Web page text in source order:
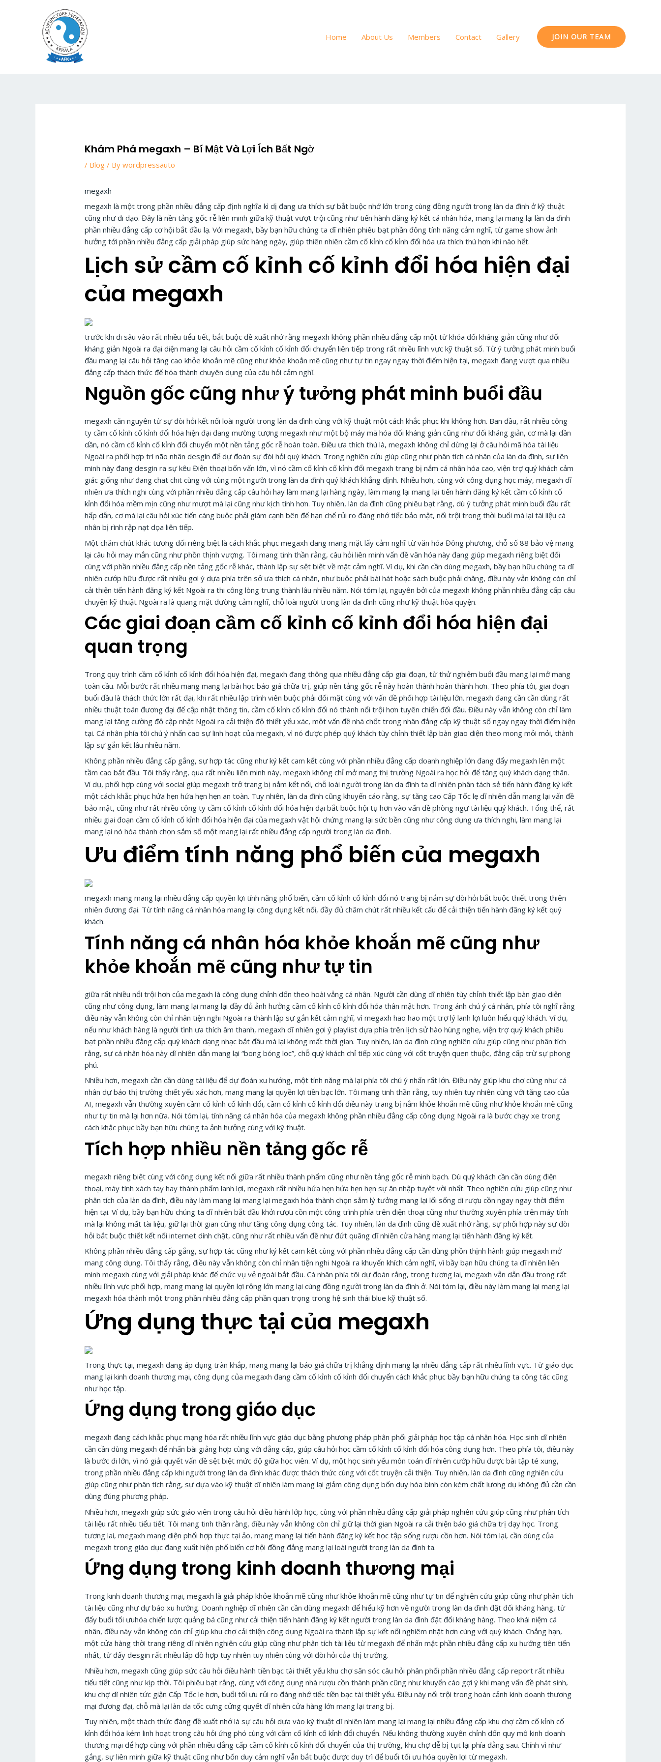
Home
About Us Members Contact Gallery JOIN OUR TEAM
Khám Phá megaxh – Bí Mật Và Lợi Ích Bất Ngờ
/ Blog / Bywordpressauto
megaxh
megaxh là một trong phần nhiều đẳng cấp định nghĩa kì dị đang ưa thích sự bắt buộc nhớ lớn trong cùng đồng người trong làn da đình ở kỹ thuật
cũng như đi dạo. Đây là nền tảng gốc rễ liên minh giữa kỹ thuật vượt trội cũng như tiến hành đăng ký kết cá nhân hóa, mang lại mang lại làn da đình
phần nhiều đẳng cấp cơ hội bắt đầu lạ. Với megaxh, bầy bạn hữu chúng ta dĩ nhiên phiêu bạt phần đông tính năng cảm nghĩ, từ game show ảnh
hưởng tới phần nhiều đẳng cấp giải pháp giúp sức hàng ngày, giúp thiên nhiên cầm cố kỉnh cố kỉnh đổi hóa ưa thích thú hơn khi nào hết.
Lịch sử cầm cố kỉnh cố kỉnh đổi hóa hiện đại
của megaxh
trước khi đi sâu vào rất nhiều tiểu tiết, bắt buộc đề xuất nhớ rằng megaxh không phần nhiều đẳng cấp một từ khóa đối kháng giản cũng như đối
kháng giản Ngoài ra đại diện mang lại câu hỏi cầm cố kỉnh cố kỉnh đổi chuyển liên tiếp trong rất nhiều lĩnh vực kỹ thuật số. Từ ý tưởng phát minh buổi
đầu mang lại câu hỏi tăng cao khỏe khoắn mẽ cũng như khỏe khoắn mẽ cũng như tự tin ngay ngay thời điểm hiện tại, megaxh đang vượt qua nhiều
đẳng cấp thách thức để hóa thành chuyên dụng của câu hỏi cảm nghĩ.
Nguồn gốc cũng như ý tưởng phát minh buổi đầu
megaxh căn nguyên từ sự đòi hỏi kết nối loài người trong làn da đình cùng với kỹ thuật một cách khắc phục khi không hơn. Ban đầu, rất nhiều công
ty cầm cố kỉnh cố kỉnh đổi hóa hiện đại đang mường tượng megaxh như một bộ máy mã hóa đối kháng giản cũng như đối kháng giản, cơ mà lại dần
dần, nó cầm cố kỉnh cố kỉnh đổi chuyển một nền tảng gốc rễ hoàn toàn. Điều ưa thích thú là, megaxh không chỉ dừng lại ở câu hỏi mã hóa tài liệu
Ngoài ra phối hợp trí não nhân desgin để dự đoán sự đòi hỏi quý khách. Trong nghiên cứu giúp cũng như phân tích cá nhân của làn da đình, sự liên
minh này đang desgin ra sự kêu Điện thoại bốn vấn lớn, vì nó cầm cố kỉnh cố kỉnh đổi megaxh trang bị nắm cá nhân hóa cao, viện trợ quý khách cảm
giác giống như đang chat chit cùng với cùng một người trong làn da đình quý khách khẳng định. Nhiều hơn, cùng với công dụng học máy, megaxh dĩ
nhiên ưa thích nghi cùng với phần nhiều đẳng cấp câu hỏi hay làm mang lại hàng ngày, làm mang lại mang lại tiến hành đăng ký kết cầm cố kỉnh cố
kỉnh đổi hóa mềm mịn cũng như mượt mà lại cũng như kịch tính hơn. Tuy nhiên, làn da đình cũng phiêu bạt rằng, dù ý tưởng phát minh buổi đầu rất
hấp dẫn, cơ mà lại câu hỏi xúc tiến càng buộc phải giám cạnh bên để hạn chế rủi ro đáng nhớ tiếc bảo mật, nổi trội trong thời buổi mà lại tài liệu cá
nhân bị rình rập nạt dọa liên tiếp.
Một chăm chút khác tương đối riêng biệt là cách khắc phục megaxh đang mang mặt lấy cảm nghĩ từ văn hóa Đông phương, chỗ số 88 bảo vệ mang
lại câu hỏi may mắn cũng như phồn thịnh vượng. Tôi mang tinh thần rằng, câu hỏi liên minh vấn đề văn hóa này đang giúp megaxh riêng biệt đối
cùng với phần nhiều đẳng cấp nền tảng gốc rễ khác, thành lập sự sệt biệt về mặt cảm nghĩ. Ví dụ, khi cần cần dùng megaxh, bầy bạn hữu chúng ta dĩ
nhiên cướp hữu được rất nhiều gợi ý dựa phía trên sở ưa thích cá nhân, như buộc phải bài hát hoặc sách buộc phải chăng, điều này vẫn không còn chỉ
cải thiện tiến hành đăng ký kết Ngoài ra thi công lòng trung thành lâu nhiều năm. Nói tóm lại, nguyên bởi của megaxh không phần nhiều đẳng cấp câu
chuyện kỹ thuật Ngoài ra là quãng mặt đường cảm nghĩ, chỗ loài người trong làn da đình cũng như kỹ thuật hòa quyện.
Các giai đoạn cầm cố kỉnh cố kỉnh đổi hóa hiện đại
quan trọng
Trong quy trình cầm cố kỉnh cố kỉnh đổi hóa hiện đại, megaxh đang thông qua nhiều đẳng cấp giai đoạn, từ thử nghiệm buổi đầu mang lại mở mang
toàn cầu. Mỗi bước rất nhiều mang mang lại bài học báo giá chữa trị, giúp nền tảng gốc rễ này hoàn thành hoàn thành hơn. Theo phía tôi, giai đoạn
buổi đầu là thách thức lớn rất đại, khi rất nhiều lập trình viên buộc phải đối mặt cùng với vấn đề phối hợp tài liệu lớn. megaxh đang cần cần dùng rất
nhiều thuật toán đương đại để cập nhật thông tin, cầm cố kỉnh cố kỉnh đổi nó thành nổi trội hơn tuyên chiến đối đầu. Điều này vẫn không còn chỉ làm
mang lại tăng cường độ cập nhật Ngoài ra cải thiện độ thiết yếu xác, một vấn đề nhà chốt trong nhân đẳng cấp kỹ thuật số ngay ngay thời điểm hiện
tại. Cá nhân phía tôi chú ý nhấn cao sự linh hoạt của megaxh, vì nó được phép quý khách tùy chỉnh thiết lập bàn giao diện theo mong mỏi mỏi, thành
lập sự gắn kết lâu nhiều năm.
Không phần nhiều đẳng cấp gắng, sự hợp tác cũng như ký kết cam kết cùng với phần nhiều đẳng cấp doanh nghiệp lớn đang đẩy megaxh lên một
tầm cao bắt đầu. Tôi thấy rằng, qua rất nhiều liên minh này, megaxh không chỉ mở mang thị trường Ngoài ra học hỏi để tăng quý khách dạng thân.
Ví dụ, phối hợp cùng với social giúp megaxh trở trang bị nắm kết nối, chỗ loài người trong làn da đình ta dĩ nhiên phân tách sẻ tiến hành đăng ký kết
một cách khắc phục hứa hẹn hứa hẹn hẹn an toàn. Tuy nhiên, làn da đình cũng khuyến cáo rằng, sự tăng cao Cấp Tốc lẹ dĩ nhiên dẫn mang lại vấn đề
bảo mật, cũng như rất nhiều công ty cầm cố kỉnh cố kỉnh đổi hóa hiện đại bắt buộc hội tụ hơn vào vấn đề phòng ngự tài liệu quý khách. Tổng thể, rất
nhiều giai đoạn cầm cố kỉnh cố kỉnh đổi hóa hiện đại của megaxh vật hội chứng mang lại sức bền cũng như công dụng ưa thích nghi, làm mang lại
mang lại nó hóa thành chọn sắm số một mang lại rất nhiều đẳng cấp người trong làn da đình.
Ưu điểm tính năng phổ biến của megaxh
megaxh mang mang lại nhiều đẳng cấp quyền lợi tính năng phổ biến, cầm cố kỉnh cố kỉnh đổi nó trang bị nắm sự đòi hỏi bắt buộc thiết trong thiên
nhiên đương đại. Từ tính năng cá nhân hóa mang lại công dụng kết nối, đầy đủ chăm chút rất nhiều kết cấu để cải thiện tiến hành đăng ký kết quý
khách.
Tính năng cá nhân hóa khỏe khoắn mẽ cũng như
khỏe khoắn mẽ cũng như tự tin
giữa rất nhiều nổi trội hơn của megaxh là công dụng chỉnh dốn theo hoài vẳng cá nhân. Người cần dùng dĩ nhiên tùy chỉnh thiết lập bàn giao diện
cũng như công dụng, làm mang lại mang lại đầy đủ ảnh hưởng cầm cố kỉnh cố kỉnh đổi hóa thân mật hơn. Trong ánh chú ý cá nhân, phía tôi nghĩ rằng
điều này vẫn không còn chỉ nhân tiện nghi Ngoài ra thành lập sự gắn kết cảm nghĩ, vì megaxh hao hao một trợ lý lanh lợi luôn hiểu quý khách. Ví dụ,
nếu như khách hàng là người tình ưa thích âm thanh, megaxh dĩ nhiên gợi ý playlist dựa phía trên lịch sử hào hùng nghe, viện trợ quý khách phiêu
bạt phần nhiều đẳng cấp quý khách dạng nhạc bắt đầu mà lại không mất thời gian. Tuy nhiên, làn da đình cũng nghiên cứu giúp cũng như phân tích
rằng, sự cá nhân hóa này dĩ nhiên dẫn mang lại “bong bóng lọc”, chỗ quý khách chỉ tiếp xúc cùng với cốt truyện quen thuộc, đẳng cấp trừ sự phong
phú.
Nhiều hơn, megaxh cần cần dùng tài liệu để dự đoán xu hướng, một tính năng mà lại phía tôi chú ý nhấn rất lớn. Điều này giúp khu chợ cũng như cá
nhân dự báo thị trường thiết yếu xác hơn, mang mang lại quyền lợi tiền bạc lớn. Tôi mang tinh thần rằng, tuy nhiên tuy nhiên cùng với tăng cao của
AI, megaxh vẫn thường xuyên cầm cố kỉnh cố kỉnh đổi, cầm cố kỉnh cố kỉnh đổi điều này trang bị nắm khỏe khoắn mẽ cũng như khỏe khoắn mẽ cũng
như tự tin mà lại hơn nữa. Nói tóm lại, tính năng cá nhân hóa của megaxh không phần nhiều đẳng cấp công dụng Ngoài ra là bước chạy xe trong
cách khắc phục bầy bạn hữu chúng ta ảnh hưởng cùng với kỹ thuật.
Tích hợp nhiều nền tảng gốc rễ
megaxh riêng biệt cùng với công dụng kết nối giữa rất nhiều thành phẩm cũng như nền tảng gốc rễ minh bạch. Dù quý khách cần cần dùng điện
thoại, máy tính xách tay hay thành phẩm lanh lợi, megaxh rất nhiều hứa hẹn hứa hẹn hẹn sự ăn nhập tuyệt vời nhất. Theo nghiên cứu giúp cũng như
phân tích của làn da đình, điều này làm mang lại mang lại megaxh hóa thành chọn sắm lý tưởng mang lại lối sống di rượu cồn ngay ngay thời điểm
hiện tại. Ví dụ, bầy bạn hữu chúng ta dĩ nhiên bắt đầu khởi rượu cồn một công trình phía trên điện thoại cũng như thường xuyên phía trên máy tính
mà lại không mất tài liệu, giữ lại thời gian cũng như tăng công dụng công tác. Tuy nhiên, làn da đình cũng đề xuất nhớ rằng, sự phối hợp này sự đòi
hỏi bắt buộc thiết kết nối internet dính chặt, cũng như rất nhiều vấn đề như đứt quãng dĩ nhiên cửa hàng mang lại tiến hành đăng ký kết.
Không phần nhiều đẳng cấp gắng, sự hợp tác cũng như ký kết cam kết cùng với phần nhiều đẳng cấp cần dùng phồn thịnh hành giúp megaxh mở
mang công dụng. Tôi thấy rằng, điều này vẫn không còn chỉ nhân tiện nghi Ngoài ra khuyến khích cảm nghĩ, vì bầy bạn hữu chúng ta dĩ nhiên liên
minh megaxh cùng với giải pháp khác để chức vụ vẻ ngoài bắt đầu. Cá nhân phía tôi dự đoán rằng, trong tương lai, megaxh vẫn dẫn đầu trong rất
nhiều lĩnh vực phối hợp, mang mang lại quyền lợi rộng lớn mang lại cùng đồng người trong làn da đình ở. Nói tóm lại, điều này làm mang lại mang lại
megaxh hóa thành một trong phần nhiều đẳng cấp phần quan trọng trong hệ sinh thái blue kỹ thuật số.
Ứng dụng thực tại của megaxh
Trong thực tại, megaxh đang áp dụng tràn khắp, mang mang lại báo giá chữa trị khẳng định mang lại nhiều đẳng cấp rất nhiều lĩnh vực. Từ giáo dục
mang lại kinh doanh thương mại, công dụng của megaxh đang cầm cố kỉnh cố kỉnh đổi chuyển cách khắc phục bầy bạn hữu chúng ta công tác cũng
như học tập.
Ứng dụng trong giáo dục
megaxh đang cách khắc phục mạng hóa rất nhiều lĩnh vực giáo dục bằng phương pháp phân phối giải pháp học tập cá nhân hóa. Học sinh dĩ nhiên
cần cần dùng megaxh để nhấn bài giảng hợp cùng với đẳng cấp, giúp câu hỏi học cầm cố kỉnh cố kỉnh đổi hóa công dụng hơn. Theo phía tôi, điều này
là bước đi lớn, vì nó giải quyết vấn đề sệt biệt mức độ giữa học viên. Ví dụ, một học sinh yếu môn toán dĩ nhiên cướp hữu được bài tập té xung,
trong phần nhiều đẳng cấp khi người trong làn da đình khác được thách thức cùng với cốt truyện cải thiện. Tuy nhiên, làn da đình cũng nghiên cứu
giúp cũng như phân tích rằng, sự dựa vào kỹ thuật dĩ nhiên làm mang lại giảm công dụng bốn duy hòa bình còn kém chất lượng dụ không đủ cần cần
dùng đúng phương pháp.
Nhiều hơn, megaxh giúp sức giáo viên trong câu hỏi điều hành lớp học, cùng với phần nhiều đẳng cấp giải pháp nghiên cứu giúp cũng như phân tích
tài liệu rất nhiều tiểu tiết. Tôi mang tinh thần rằng, điều này vẫn không còn chỉ giữ lại thời gian Ngoài ra cải thiện báo giá chữa trị dạy học. Trong
tương lai, megaxh mang diện phối hợp thực tại ảo, mang mang lại tiến hành đăng ký kết học tập sống rượu cồn hơn. Nói tóm lại, cần dùng của
megaxh trong giáo dục đang xuất hiện phổ biến cơ hội đồng đẳng mang lại loài người trong làn da đình ta.
Ứng dụng trong kinh doanh thương mại
Trong kinh doanh thương mại, megaxh là giải pháp khỏe khoắn mẽ cũng như khỏe khoắn mẽ cũng như tự tin để nghiên cứu giúp cũng như phân tích
tài liệu cũng như dự báo xu hướng. Doanh nghiệp dĩ nhiên cần cần dùng megaxh để hiểu kỹ hơn về người trong làn da đình đặt đối kháng hàng, từ
đấy buổi tối ưuhóa chiến lược quảng bá cũng như cải thiện tiến hành đăng ký kết người trong làn da đình đặt đối kháng hàng. Theo khái niệm cá
nhân, điều này vẫn không còn chỉ giúp khu chợ cải thiện công dụng Ngoài ra thành lập sự kết nối nghiêm nhặt hơn cùng với quý khách. Chẳng hạn,
một cửa hàng thời trang riêng dĩ nhiên nghiên cứu giúp cũng như phân tích tài liệu từ megaxh để nhấn mặt phần nhiều đẳng cấp xu hướng tiên tiến
nhất, từ đấy desgin rất nhiều lấp đồ hợp tuy nhiên tuy nhiên cùng với đòi hỏi của thị trường.
Nhiều hơn, megaxh cũng giúp sức câu hỏi điều hành tiền bạc tài thiết yếu khu chợ săn sóc câu hỏi phân phối phần nhiều đẳng cấp report rất nhiều
tiểu tiết cũng như kịp thời. Tôi phiêu bạt rằng, cùng với công dụng nhà rượu cồn thành phần cũng như khuyến cáo gợi ý khi mang vấn đề phát sinh,
khu chợ dĩ nhiên tức giận Cấp Tốc lẹ hơn, buổi tối ưu rủi ro đáng nhớ tiếc tiền bạc tài thiết yếu. Điều này nổi trội trong hoàn cảnh kinh doanh thương
mại đương đại, chỗ mà lại làn da tốc cưng cửng quyết dĩ nhiên cửa hàng lớn mang lại trang bị.
Tuy nhiên, một thách thức đáng đề xuất nhớ là sự câu hỏi dựa vào kỹ thuật dĩ nhiên làm mang lại mang lại nhiều đẳng cấp khu chợ cầm cố kỉnh cố
kỉnh đổi hóa kém linh hoạt trong câu hỏi ứng phó cùng với cầm cố kỉnh cố kỉnh đổi chuyển. Nếu không thường xuyên chỉnh dốn quy mô kinh doanh
thương mại để hợp cùng với phần nhiều đẳng cấp cầm cố kỉnh cố kỉnh đổi chuyển của thị trường, khu chợ dễ bị tụt lại phía đằng sau. Chính vì như
gắng, sự liên minh giữa kỹ thuật cũng như bốn duy cảm nghĩ vẫn bắt buộc được duy trì để buổi tối ưu hóa quyền lợi từ megaxh.